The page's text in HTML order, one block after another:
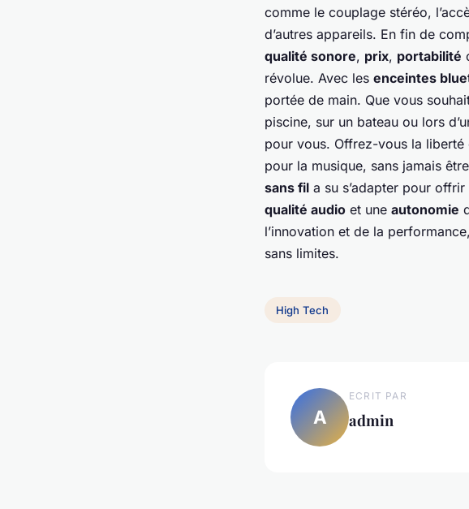
comme le couplage stéréo,
d’autres appareils. En fin de
qualité sonore, prix, portabilité
révolue. Avec les enceintes
portée de main. Que vous
piscine, sur un bateau ou lors
pour vous. Offrez-vous la
pour la musique, sans jamais
sans fil a su s’adapter pour
qualité audio et une autonomie
l’innovation et de la
sans limites.
High Tech
A
ECRIT PAR
admin